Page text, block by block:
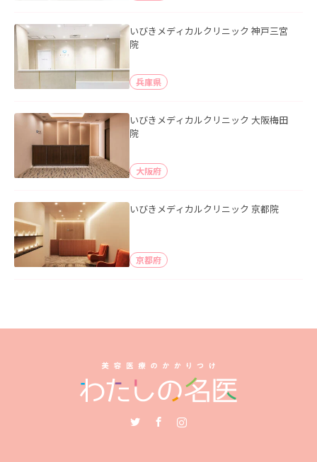
いびきメディカルクリニック 神戸三宮
院
兵庫県
いびきメディカルクリニック 大阪梅田
院
大阪府
いびきメディカルクリニック 京都院
京都府